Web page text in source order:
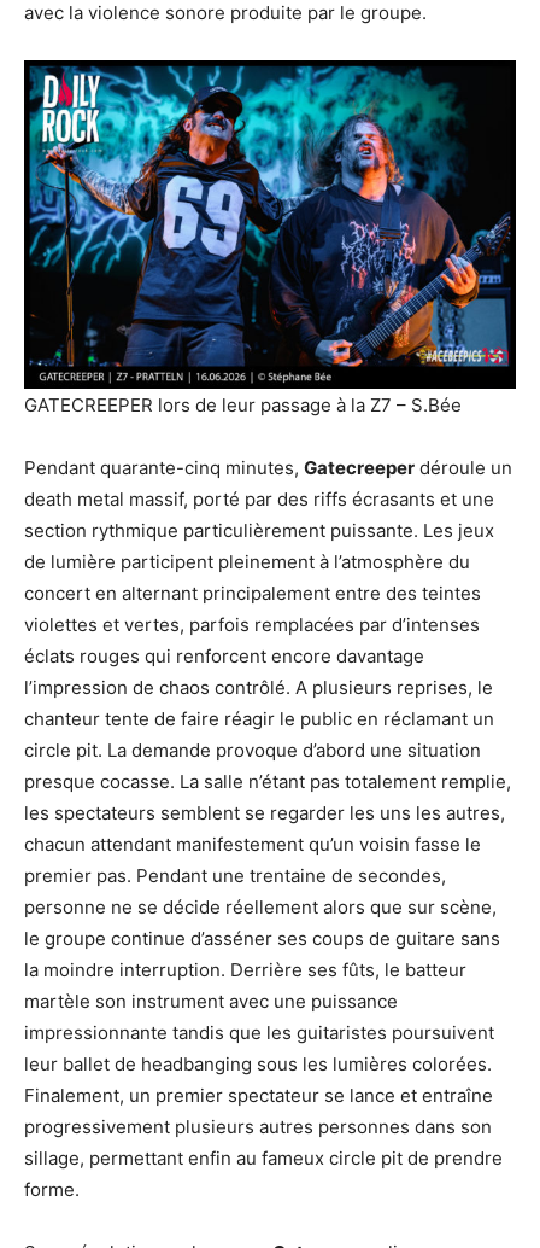
avec la violence sonore produite par le groupe.
GATECREEPER lors de leur passage à la Z7 – S.Bée
Pendant quarante-cinq minutes, Gatecreeper déroule un
death metal massif, porté par des riffs écrasants et une
section rythmique particulièrement puissante. Les jeux
de lumière participent pleinement à l’atmosphère du
concert en alternant principalement entre des teintes
violettes et vertes, parfois remplacées par d’intenses
éclats rouges qui renforcent encore davantage
l’impression de chaos contrôlé. A plusieurs reprises, le
chanteur tente de faire réagir le public en réclamant un
circle pit. La demande provoque d’abord une situation
presque cocasse. La salle n’étant pas totalement remplie,
les spectateurs semblent se regarder les uns les autres,
chacun attendant manifestement qu’un voisin fasse le
premier pas. Pendant une trentaine de secondes,
personne ne se décide réellement alors que sur scène,
le groupe continue d’asséner ses coups de guitare sans
la moindre interruption. Derrière ses fûts, le batteur
martèle son instrument avec une puissance
impressionnante tandis que les guitaristes poursuivent
leur ballet de headbanging sous les lumières colorées.
Finalement, un premier spectateur se lance et entraîne
progressivement plusieurs autres personnes dans son
sillage, permettant enfin au fameux circle pit de prendre
forme.